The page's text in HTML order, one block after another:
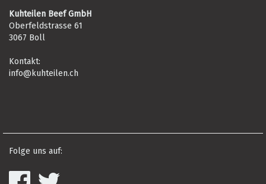
Kuhteilen Beef GmbH
Oberfeldstrasse 61
3067 Boll
Kontakt:
info@kuhteilen.ch
Folge uns auf: